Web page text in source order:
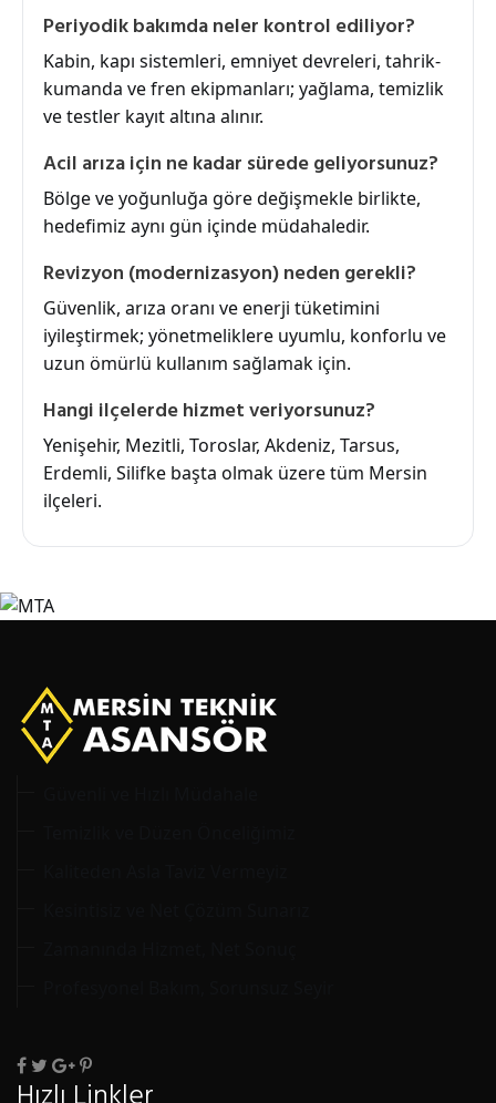
Periyodik bakımda neler kontrol ediliyor?
Kabin, kapı sistemleri, emniyet devreleri, tahrik-
kumanda ve fren ekipmanları; yağlama, temizlik
ve testler kayıt altına alınır.
Acil arıza için ne kadar sürede geliyorsunuz?
Bölge ve yoğunluğa göre değişmekle birlikte,
hedefimiz aynı gün içinde müdahaledir.
Revizyon (modernizasyon) neden gerekli?
Güvenlik, arıza oranı ve enerji tüketimini
iyileştirmek; yönetmeliklere uyumlu, konforlu ve
uzun ömürlü kullanım sağlamak için.
Hangi ilçelerde hizmet veriyorsunuz?
Yenişehir, Mezitli, Toroslar, Akdeniz, Tarsus,
Erdemli, Silifke başta olmak üzere tüm Mersin
ilçeleri.